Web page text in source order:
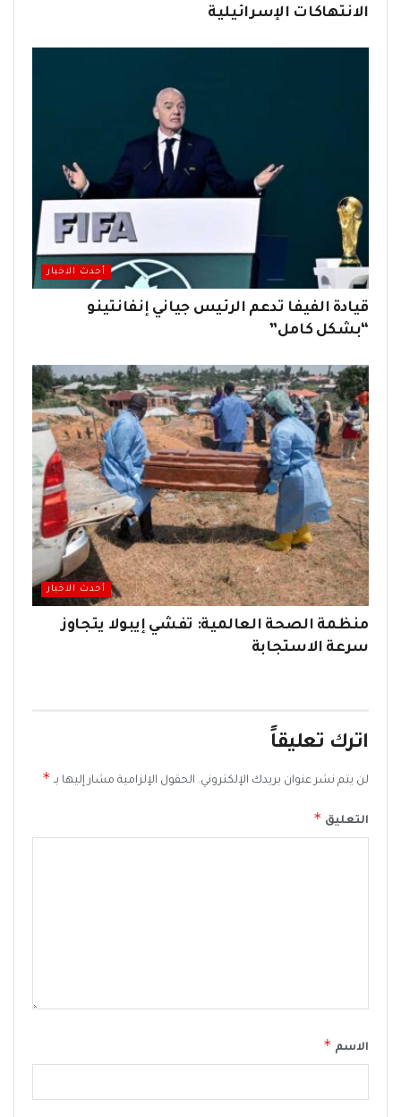
الانتهاكات الإسرائيلية
أحدث الاخبار
قيادة الفيفا تدعم الرئيس جياني إنفانتينو
“بشكل كامل”
أحدث الاخبار
منظمة الصحة العالمية: تفشي إيبولا يتجاوز
سرعة الاستجابة
اترك تعليقاً
لن يتم نشر عنوان بريدك الإلكتروني. الحقول الإلزامية مشار إليها بـ *
التعليق *
الاسم *